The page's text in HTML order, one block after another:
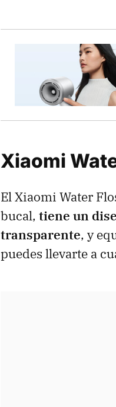
Xiaomi
El Xiaomi Water
bucal, tiene un
transparente, y
puedes llevarte a